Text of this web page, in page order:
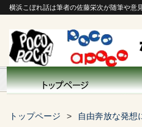
横浜こぼれ話は筆者の佐藤栄次が随筆や意
トップページ 自由奔放な発想